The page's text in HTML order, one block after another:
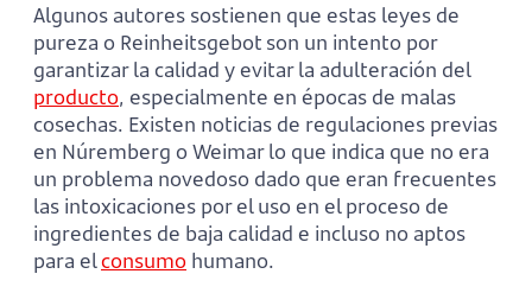
Algunos autores sostienen que estas leyes de
pureza o Reinheitsgebot son un intento por
garantizar la calidad y evitar la adulteración del
producto, especialmente en épocas de malas
cosechas. Existen noticias de regulaciones previas
en Núremberg o Weimar lo que indica que no era
un problema novedoso dado que eran frecuentes
las intoxicaciones por el uso en el proceso de
ingredientes de baja calidad e incluso no aptos
para elconsumo humano.